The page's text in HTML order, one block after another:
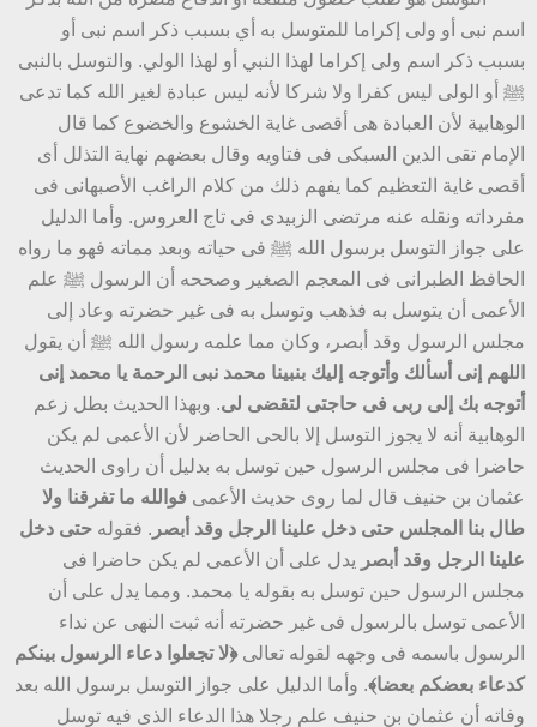
اسم نبى أو ولى إكراما للمتوسل به أي بسبب ذكر اسم نبى أو
بسبب ذكر اسم ولى إكراما لهذا النبي أو لهذا الولي. والتوسل بالنبى
ﷺ أو الولى ليس كفرا ولا شركا لأنه ليس عبادة لغير الله كما تدعى
الوهابية لأن العبادة هى أقصى غاية الخشوع والخضوع كما قال
الإمام تقى الدين السبكى فى فتاويه وقال بعضهم نهاية التذلل أى
أقصى غاية التعظيم كما يفهم ذلك من كلام الراغب الأصبهانى فى
مفرداته ونقله عنه مرتضى الزبيدى فى تاج العروس. وأما الدليل
على جواز التوسل برسول الله ﷺ فى حياته وبعد مماته فهو ما رواه
الحافظ الطبرانى فى المعجم الصغير وصححه أن الرسول ﷺ علم
الأعمى أن يتوسل به فذهب وتوسل به فى غير حضرته وعاد إلى
مجلس الرسول وقد أبصر، وكان مما علمه رسول الله ﷺ أن يقول
اللهم إنى أسألك وأتوجه إليك بنبينا محمد نبى الرحمة يا محمد إنى
أتوجه بك إلى ربى فى حاجتى لتقضى لى. وبهذا الحديث بطل زعم
الوهابية أنه لا يجوز التوسل إلا بالحى الحاضر لأن الأعمى لم يكن
حاضرا فى مجلس الرسول حين توسل به بدليل أن راوى الحديث
عثمان بن حنيف قال لما روى حديث الأعمى فوالله ما تفرقنا ولا
طال بنا المجلس حتى دخل علينا الرجل وقد أبصر . فقوله حتى دخل
علينا الرجل وقد أبصر يدل على أن الأعمى لم يكن حاضرا فى
مجلس الرسول حين توسل به بقوله يا محمد. ومما يدل على أن
الأعمى توسل بالرسول فى غير حضرته أنه ثبت النهى عن نداء
الرسول باسمه فى وجهه لقوله تعالى﴿لا تجعلوا دعاء الرسول بينكم
كدعاء بعضكم بعضا﴾. وأما الدليل على جواز التوسل برسول الله بعد
وفاته أن عثمان بن حنيف علم رجلا هذا الدعاء الذى فيه توسل